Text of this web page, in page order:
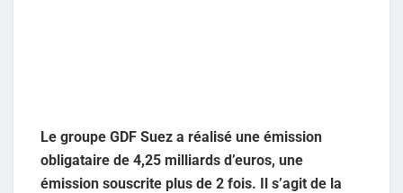
Le groupe GDF Suez a réalisé une émission
obligataire de 4,25 milliards d’euros, une
émission souscrite plus de 2 fois. Il s’agit de la